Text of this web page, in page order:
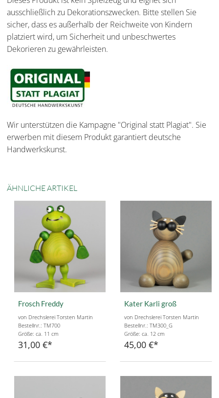
ausschließlich zu Dekorationszwecken. Bitte stellen Sie
sicher, dass es außerhalb der Reichweite von Kindern
platziert wird, um Sicherheit und unbeschwertes
Dekorieren zu gewährleisten.
Wir unterstützen die Kampagne "Original statt Plagiat". Sie
erwerben mit diesem Produkt garantiert deutsche
Handwerkskunst.
ÄHNLICHE ARTIKEL
Frosch Freddy
von Drechslerei Torsten Martin
Bestellnr.: TM700
Größe: ca. 11 cm
31,00 €
Kater Karli groß
von Drechslerei Torsten Martin
Bestellnr.: TM300_G
Größe: ca. 12 cm
45,00 €